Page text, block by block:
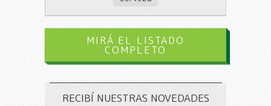
MIRÁ EL LISTADO
COMPLETO
RECIBÍ NUESTRAS NOVEDADES